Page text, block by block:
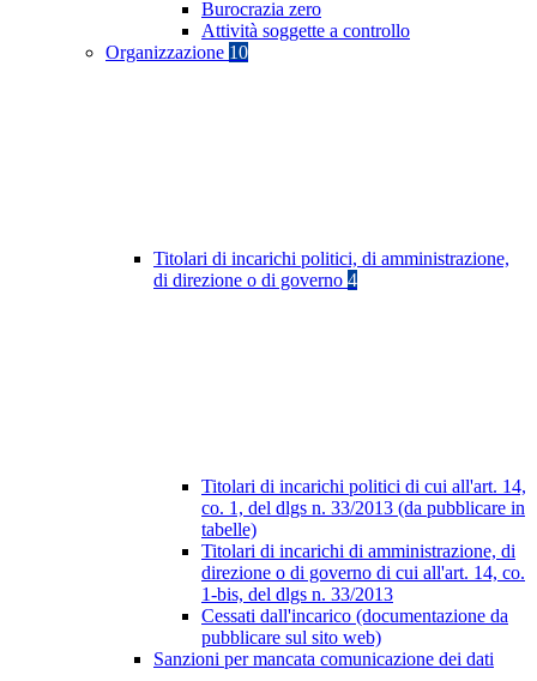
Burocrazia zero
Attività soggette a controllo
Organizzazione 10
Titolari di incarichi politici, di amministrazione,
di direzione o di governo 4
Titolari di incarichi politici di cui all'art. 14,
co. 1, del dlgs n. 33/2013 (da pubblicare in
tabelle)
Titolari di incarichi di amministrazione, di
direzione o di governo di cui all'art. 14, co.
1-bis, del dlgs n. 33/2013
Cessati dall'incarico (documentazione da
pubblicare sul sito web)
Sanzioni per mancata comunicazione dei dati